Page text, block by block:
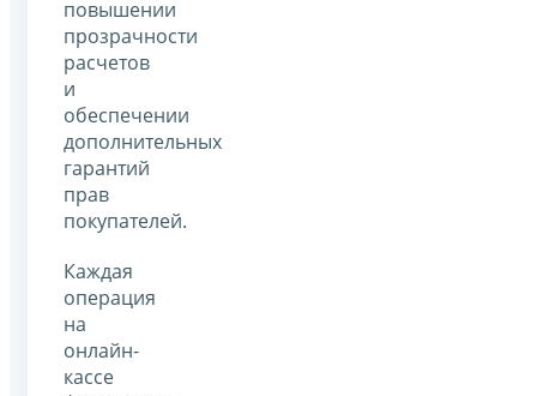
повышении
прозрачности
расчетов
и
обеспечении
дополнительных
гарантий
прав
покупателей.
Каждая
операция
на
онлайн-
кассе